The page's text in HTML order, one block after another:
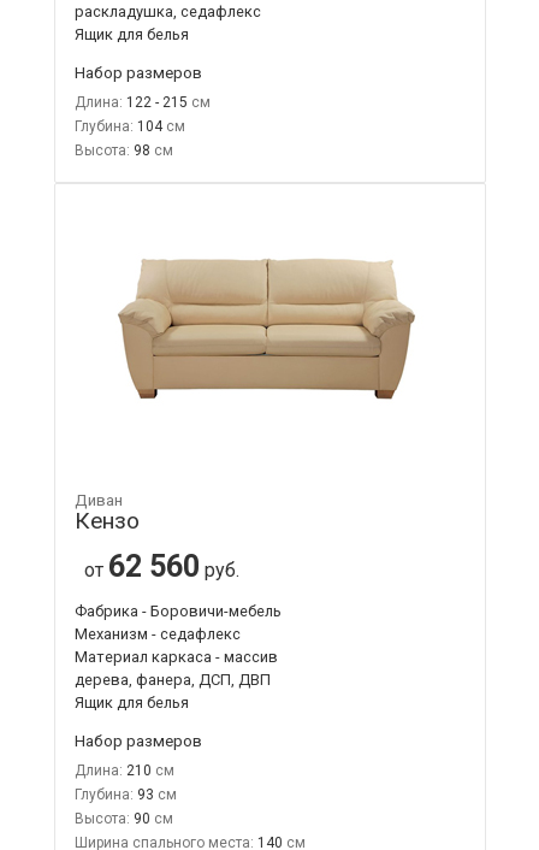
раскладушка, седафлекс
Ящик для белья
Набор размеров
Длина: 122 - 215
Глубина: 104
Высота: 98
Диван
Кензо
от 62 560 руб.
Фабрика - Боровичи-мебель
Механизм - седафлекс
Материал каркаса - массив
дерева, фанера, ДСП, ДВП
Ящик для белья
Набор размеров
Длина: 210
Глубина: 93
Высота: 90
Ширина спального места: 140